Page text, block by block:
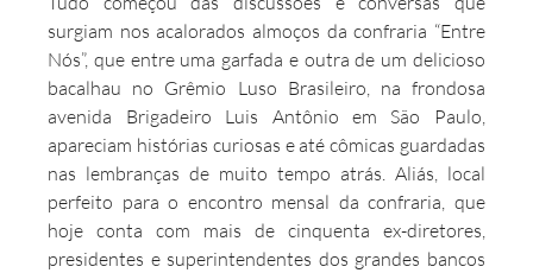
surgiam nos acalorados almoços da confraria “Entre
Nós”, que entre uma garfada e outra de um delicioso
bacalhau no Grêmio Luso Brasileiro, na frondosa
avenida Brigadeiro Luis Antônio em São Paulo,
apareciam histórias curiosas e até cômicas guardadas
nas lembranças de muito tempo atrás. Aliás, local
perfeito para o encontro mensal da confraria, que
hoje conta com mais de cinquenta ex-diretores,
presidentes e superintendentes dos grandes bancos